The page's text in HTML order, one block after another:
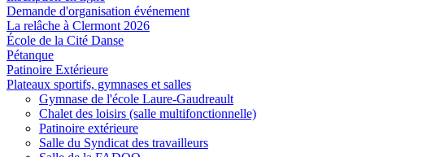
Demande d'organisation événement
La relâche à Clermont 2026
École de la Cité Danse
Pétanque
Patinoire Extérieure
Plateaux sportifs, gymnases et salles
Gymnase de l'école Laure-Gaudreault
Chalet des loisirs (salle multifonctionnelle)
Patinoire extérieure
Salle du Syndicat des travailleurs